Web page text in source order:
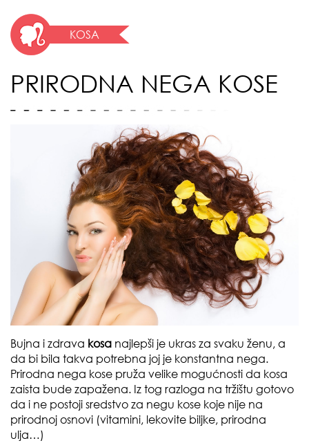
KOSA
PRIRODNA NEGA KOSE
Bujna i zdrava kosa najlepši je ukras za svaku ženu, a
da bi bila takva potrebna joj je konstantna nega.
Prirodna nega kose pruža velike mogućnosti da kosa
zaista bude zapažena. Iz tog razloga na tržištu gotovo
da i ne postoji sredstvo za negu kose koje nije na
prirodnoj osnovi (vitamini, lekovite biljke, prirodna
ulja…)